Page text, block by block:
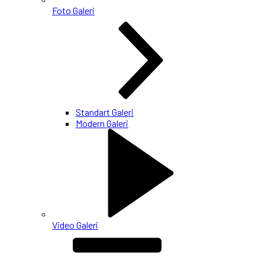
Foto Galeri
Standart Galeri
Modern Galeri
Video Galeri